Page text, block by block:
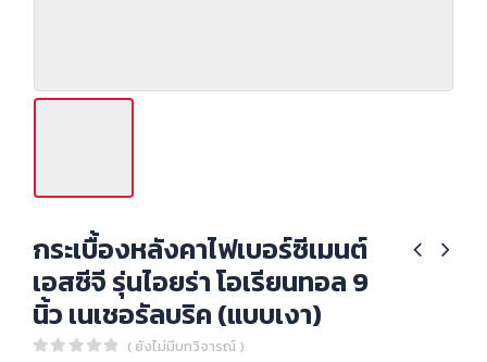
กระเบื้องหลังคาไฟเบอร์ซีเมนต์
เอสซีจี รุ่นไอยร่า โอเรียนทอล 9
นิ้ว เนเชอรัลบริค (แบบเงา)
( ยังไม่มีบทวิจารณ์ )